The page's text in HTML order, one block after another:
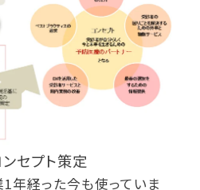
セプト策定
年経った今も使っていま